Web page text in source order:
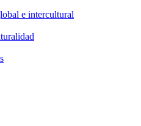
e intercultural